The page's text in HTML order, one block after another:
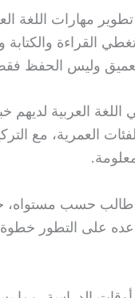
مهارات اللغة
القراءة والكتابة
وليس الحفظ
العربية لديهم
العمرية، مع
حسب مستواه،
على التطور